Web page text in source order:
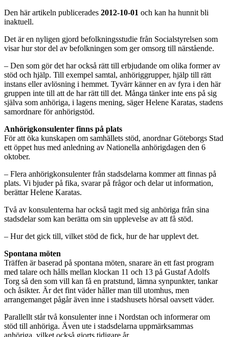
Den här artikeln publicerades 2012-10-01 och kan ha hunnit bli
inaktuell.
Det är en nyligen gjord befolkningsstudie från Socialstyrelsen som
visar hur stor del av befolkningen som ger omsorg till närstående.
– Den som gör det har också rätt till erbjudande om olika former av
stöd och hjälp. Till exempel samtal, anhöriggrupper, hjälp till rätt
instans eller avlösning i hemmet. Tyvärr känner en av fyra i den här
gruppen inte till att de har rätt till det. Många tänker inte ens på sig
själva som anhöriga, i lagens mening, säger Helene Karatas, stadens
samordnare för anhörigstöd.
Anhörigkonsulenter finns på plats
För att öka kunskapen om samhällets stöd, anordnar Göteborgs Stad
ett öppet hus med anledning av Nationella anhörigdagen den 6
oktober.
– Flera anhörigkonsulenter från stadsdelarna kommer att finnas på
plats. Vi bjuder på fika, svarar på frågor och delar ut information,
berättar Helene Karatas.
Två av konsulenterna har också tagit med sig anhöriga från sina
stadsdelar som kan berätta om sin upplevelse av att få stöd.
– Hur det gick till, vilket stöd de fick, hur de har upplevt det.
Spontana möten
Träffen är baserad på spontana möten, snarare än ett fast program
med talare och hålls mellan klockan 11 och 13 på Gustaf Adolfs
Torg så den som vill kan få en pratstund, lämna synpunkter, tankar
och åsikter. Är det fint väder håller man till utomhus, men
arrangemanget pågår även inne i stadshusets hörsal oavsett väder.
Parallellt står två konsulenter inne i Nordstan och informerar om
stöd till anhöriga. Även ute i stadsdelarna uppmärksammas
anhöriga, vilket också gjorts tidigare år.